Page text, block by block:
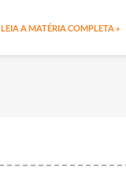
LEIA A MATÉRIA COMPLETA »